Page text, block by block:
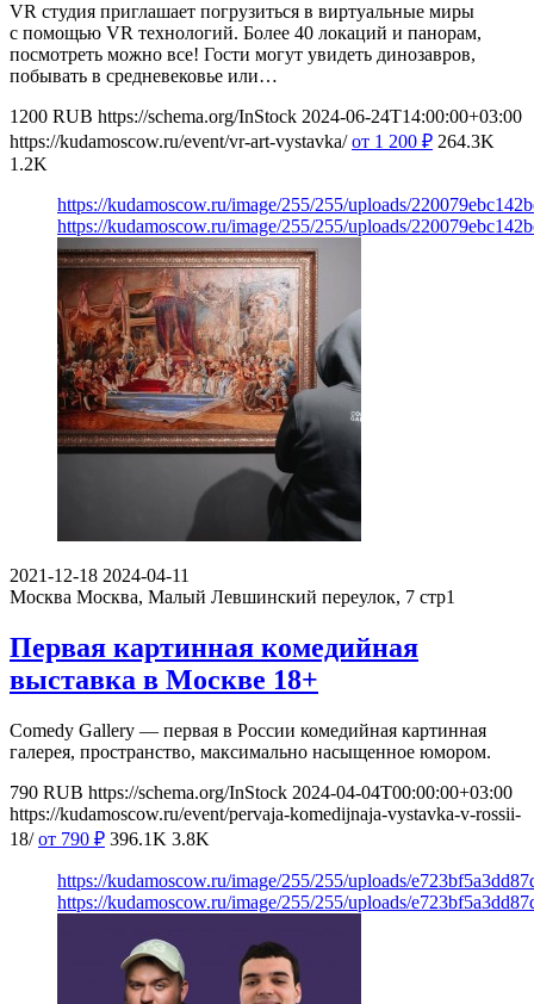
VR студия приглашает погрузиться в виртуальные миры
с помощью VR технологий. Более 40 локаций и панорам,
посмотреть можно все! Гости могут увидеть динозавров,
побывать в средневековье или…
1200 RUB https://schema.org/InStock 2024-06-24T14:00:00+03:00
https://kudamoscow.ru/event/vr-art-vystavka/ от 1 200 ₽ 264.3K
1.2K
https://kudamoscow.ru/image/255/255/uploads/
https://kudamoscow.ru/image/255/255/uploads/
2021-12-18 2024-04-11
Москва Москва, Малый Левшинский переулок, 7 стр1
Первая картинная комедийная
выставка в Москве 18+
Comedy Gallery — первая в России комедийная картинная
галерея, пространство, максимально насыщенное юмором.
790 RUB https://schema.org/InStock 2024-04-04T00:00:00+03:00
https://kudamoscow.ru/event/pervaja-komedijnaja-vystavka-v-rossii-
18/ от 790 ₽ 396.1K 3.8K
https://kudamoscow.ru/image/255/255/uploads/
https://kudamoscow.ru/image/255/255/uploads/